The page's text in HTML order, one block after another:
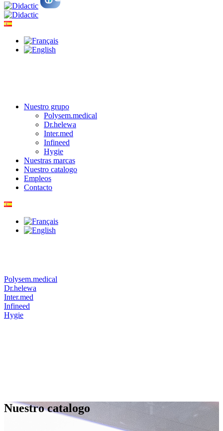
Nuestro grupo
Polysem.medical
Dr.helewa
Inter.med
Infineed
Hygie
Nuestras marcas
Nuestro catalogo
Empleos
Contacto
Polysem.medical
Dr.helewa
Inter.med
Infineed
Hygie
Nuestro catalogo